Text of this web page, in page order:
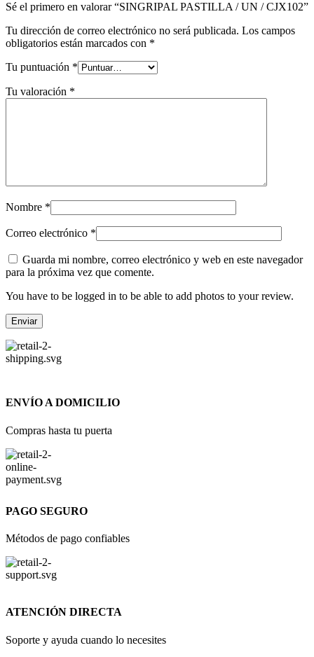
Sé el primero en valorar “SINGRIPAL PASTILLA / UN / CJX102”
Tu dirección de correo electrónico no será publicada. Los campos
obligatorios están marcados con *
Tu puntuación *
Tu valoración *
Nombre *
Correo electrónico *
Guarda mi nombre, correo electrónico y web en este navegador
para la próxima vez que comente.
You have to be logged in to be able to add photos to your review.
ENVÍO A DOMICILIO
Compras hasta tu puerta
PAGO SEGURO
Métodos de pago confiables
ATENCIÓN DIRECTA
Soporte y ayuda cuando lo necesites